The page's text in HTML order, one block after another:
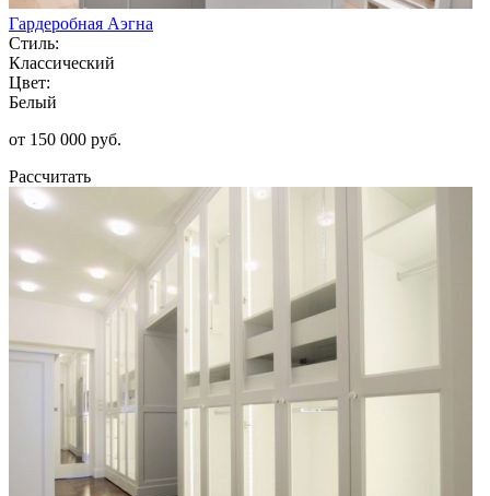
Гардеробная Аэгна
Стиль:
Классический
Цвет:
Белый
от 150 000 руб.
Рассчитать